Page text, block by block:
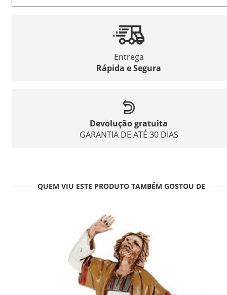
Entrega
Rápida e Segura
Devolução gratuita
GARANTIA DE ATÉ 30 DIAS
QUEM VIU ESTE PRODUTO TAMBÉM GOSTOU DE